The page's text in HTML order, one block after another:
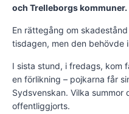
och Trelleborgs kommuner.
En rättegång om
tisdagen, men den behövde
I sista stund, i fredags, kom
en förlikning – pojkarna får
Sydsvenskan. Vilka
offentliggjorts.